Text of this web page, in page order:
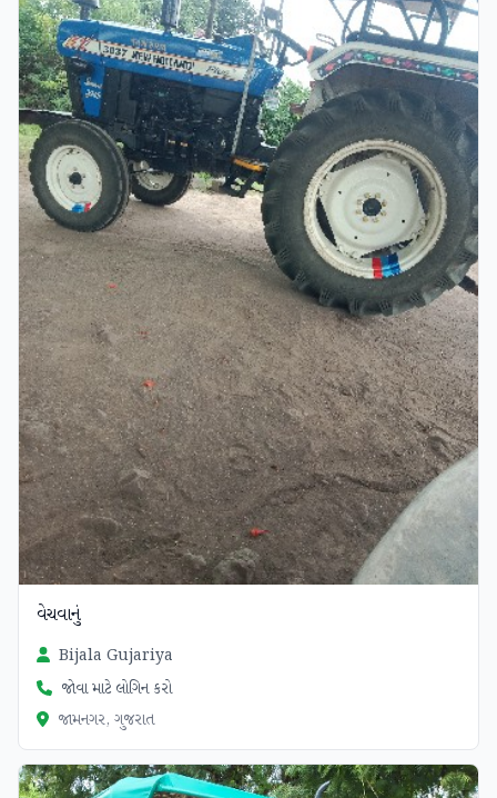
વેચવાનું
Bijala Gujariya
જોવા માટે લોગિન કરો
જામનગર, ગુજરાત
ચકાસાયેલ